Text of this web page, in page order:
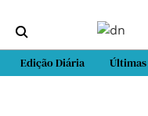
Edição Diária Últimas